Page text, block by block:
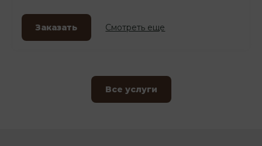
Заказать Смотреть еще
Все услуги